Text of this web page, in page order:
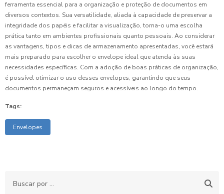
ferramenta essencial para a organização e proteção de documentos em
diversos contextos. Sua versatilidade, aliada à capacidade de preservar a
integridade dos papéis e facilitar a visualização, torna-o uma escolha
prática tanto em ambientes profissionais quanto pessoais. Ao considerar
as vantagens, tipos e dicas de armazenamento apresentadas, você estará
mais preparado para escolher o envelope ideal que atenda às suas
necessidades específicas. Com a adoção de boas práticas de organização,
é possível otimizar o uso desses envelopes, garantindo que seus
documentos permaneçam seguros e acessíveis ao longo do tempo.
Tags:
Envelopes